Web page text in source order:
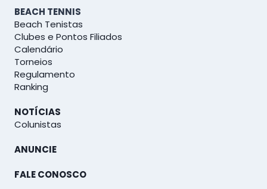
BEACH TENNIS
Beach Tenistas
Clubes e Pontos Filiados
Calendário
Torneios
Regulamento
Ranking
NOTÍCIAS
Colunistas
ANUNCIE
FALE CONOSCO